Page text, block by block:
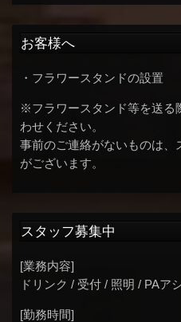
お客様へ
・フラワースタンドの設置
※フラワースタンド等を送る
わせください。
事前のご連絡がないものは
がございます。
スタッフ募集中
[業務内容]
ドリンク / 受付 / 照明 / PAア
[勤務時間]